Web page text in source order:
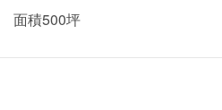
面積500坪